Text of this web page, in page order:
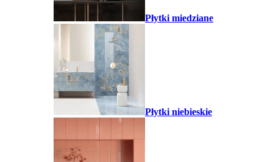
Płytki miedziane
Płytki niebieskie